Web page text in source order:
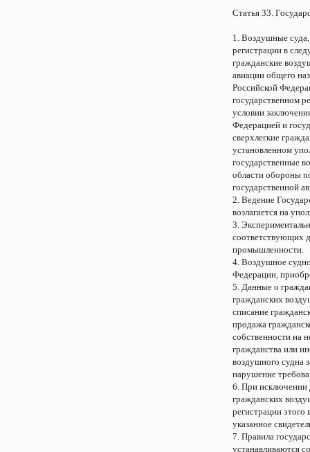
Статья 33.
1. Воздушные суда,
регистрации в
гражданские
авиации общего
Российской
государственном
условии
Федерацией и
сверхлегкие
установленном
государственные
области обороны
государственной
2. Ведение
возлагается на
3.
соответствующих
промышленности.
4. Воздушное
Федерации,
5. Данные о
гражданских
списание
продажа
собственности на
гражданства или
воздушного судна
нарушение
6. При исключении
гражданских
регистрации
указанное
7. Правила
устанавливаются